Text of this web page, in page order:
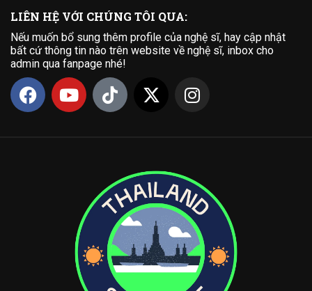
LIÊN HỆ VỚI CHÚNG TÔI QUA:
Nếu muốn bổ sung thêm profile của nghệ sĩ, hay cập nhật
bất cứ thông tin nào trên website về nghệ sĩ, inbox cho
admin qua fanpage nhé!